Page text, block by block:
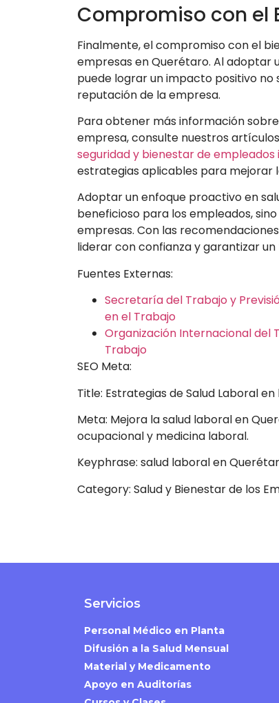
Compromiso con el
Finalmente, el compromiso con el
empresas en Querétaro. Al adoptar
puede lograr un impacto positivo
reputación de la empresa.
Para obtener más información
empresa, consulte nuestros
seguridad y bienestar de empleados
estrategias aplicables para mejorar
Adoptar un enfoque proactivo en
beneficioso para los empleados,
empresas. Con las
liderar con confianza y garantizar
Fuentes Externas:
Secretaría del Trabajo y
en el Trabajo
Organización Internacional del
Trabajo
SEO Meta:
Title: Estrategias de Salud Laboral
Meta: Mejora la salud laboral en
ocupacional y medicina laboral.
Keyphrase: salud laboral en
Category: Salud y Bienestar de los
Servicios
Personal Médico en Planta
Difusión a la Salud Mensual
Material y Medicamento
Apoyo en Auditorías